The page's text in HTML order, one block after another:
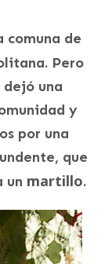
comuna de
Pero
una
y
por una
que
un martillo.